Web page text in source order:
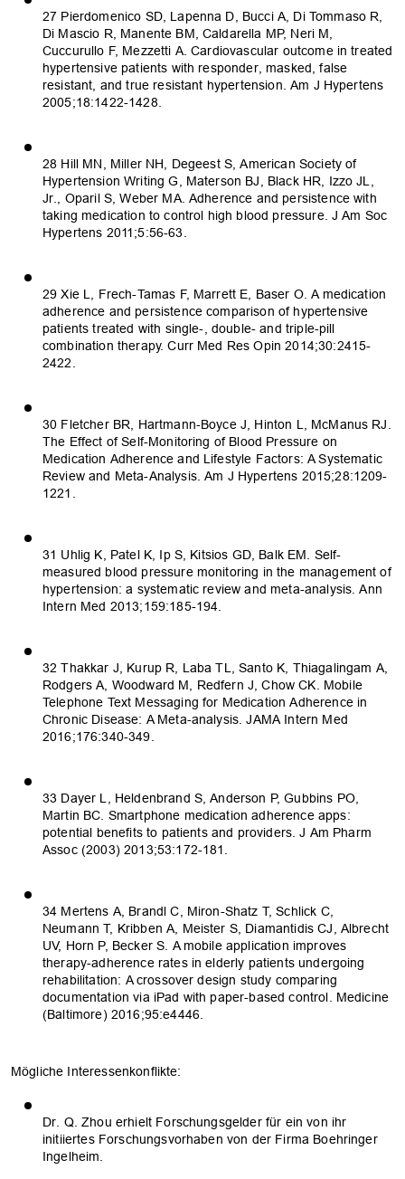
27 Pierdomenico SD, Lapenna D, Bucci A, Di Tommaso R,
Di Mascio R, Manente BM, Caldarella MP, Neri M,
Cuccurullo F, Mezzetti A. Cardiovascular outcome in treated
hypertensive patients with responder, masked, false
resistant, and true resistant hypertension. Am J Hypertens
2005;18:1422-1428.
28 Hill MN, Miller NH, Degeest S, American Society of
Hypertension Writing G, Materson BJ, Black HR, Izzo JL,
Jr., Oparil S, Weber MA. Adherence and persistence with
taking medication to control high blood pressure. J Am Soc
Hypertens 2011;5:56-63.
29 Xie L, Frech-Tamas F, Marrett E, Baser O. A medication
adherence and persistence comparison of hypertensive
patients treated with single-, double- and triple-pill
combination therapy. Curr Med Res Opin 2014;30:2415-
2422.
30 Fletcher BR, Hartmann-Boyce J, Hinton L, McManus RJ.
The Effect of Self-Monitoring of Blood Pressure on
Medication Adherence and Lifestyle Factors: A Systematic
Review and Meta-Analysis. Am J Hypertens 2015;28:1209-
1221.
31 Uhlig K, Patel K, Ip S, Kitsios GD, Balk EM. Self-
measured blood pressure monitoring in the management of
hypertension: a systematic review and meta-analysis. Ann
Intern Med 2013;159:185-194.
32 Thakkar J, Kurup R, Laba TL, Santo K, Thiagalingam A,
Rodgers A, Woodward M, Redfern J, Chow CK. Mobile
Telephone Text Messaging for Medication Adherence in
Chronic Disease: A Meta-analysis. JAMA Intern Med
2016;176:340-349.
33 Dayer L, Heldenbrand S, Anderson P, Gubbins PO,
Martin BC. Smartphone medication adherence apps:
potential benefits to patients and providers. J Am Pharm
Assoc (2003) 2013;53:172-181.
34 Mertens A, Brandl C, Miron-Shatz T, Schlick C,
Neumann T, Kribben A, Meister S, Diamantidis CJ, Albrecht
UV, Horn P, Becker S. A mobile application improves
therapy-adherence rates in elderly patients undergoing
rehabilitation: A crossover design study comparing
documentation via iPad with paper-based control. Medicine
(Baltimore) 2016;95:e4446.
Mögliche Interessenkonflikte:
Dr. Q. Zhou erhielt Forschungsgelder für ein von ihr
initiiertes Forschungsvorhaben von der Firma Boehringer
Ingelheim.